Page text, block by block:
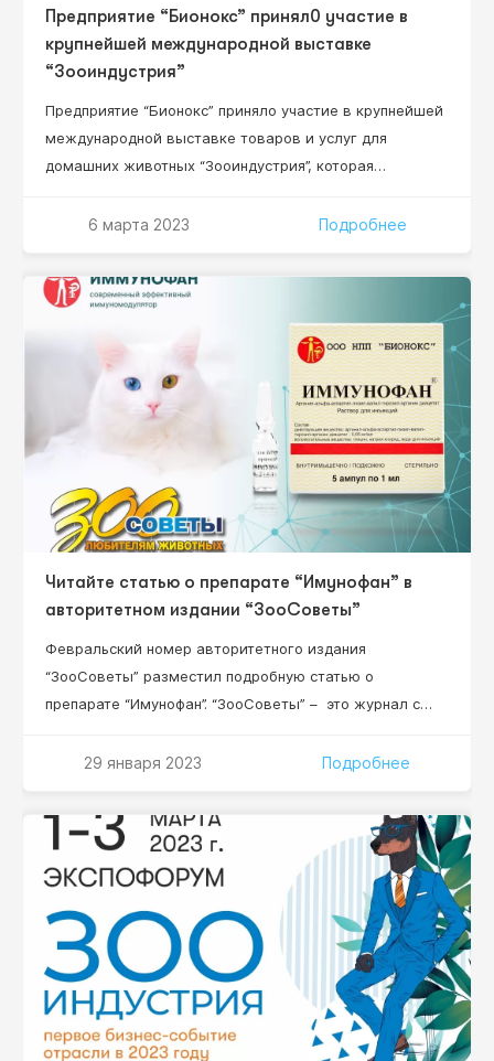
Предприятие “Бионокс” принял0 участие в
крупнейшей международной выставке
“Зооиндустрия”
Предприятие “Бионокс” приняло участие в крупнейшей
международной выставке товаров и услуг для
домашних животных “Зооиндустрия”, которая
“ЭКСПОФОРУМ” в Санкт-Петербурге. Три дня выставки
зооветеринарного бизнеса: дистрибьюторы,
ветеринарные врачи, заводчики собак и кошек.
Посетители нашего стенда напрямую задавали
вопросы по сотрудничеству и представлению
препарата…
6 марта 2023 Подробнее
Читайте статью о препарате “Имунофан” в
авторитетном издании “ЗооСоветы”
Февральский номер авторитетного издания
“ЗооСоветы” разместил подробную статью о
препарате “Имунофан”. “ЗооСоветы” – это журнал с
любителей домашних животных. В нем рекомендации
все сотрудники издания имеют специальное
образование и большинство — кандидатские степени.
Читайте статью о препарате “Имунофан” уже 15
29 января 2023 Подробнее